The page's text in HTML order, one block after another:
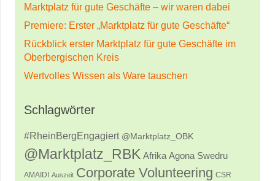
Marktplatz für gute Geschäfte – wir waren dabei
Premiere: Erster „Marktplatz für gute Geschäfte“
Rückblick erster Marktplatz für gute Geschäfte im
Oberbergischen Kreis
Wertvolles Wissen als Ware tauschen
Schlagwörter
#RheinBergEngagiert @Marktplatz_OBK
@Marktplatz_RBK Afrika Agona Swedru
AMAIDI Auszeit Corporate Volunteering CSR